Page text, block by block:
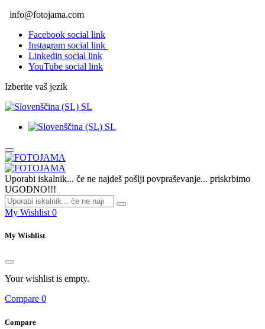
info@fotojama.com
Facebook social link
Instagram social link
Linkedin social link
YouTube social link
Izberite vaš jezik
SL
SL
Uporabi iskalnik... če ne najdeš pošlji povpraševanje... priskrbimo
UGODNO!!!
My Wishlist 0
My Wishlist
Your wishlist is empty.
Compare 0
Compare